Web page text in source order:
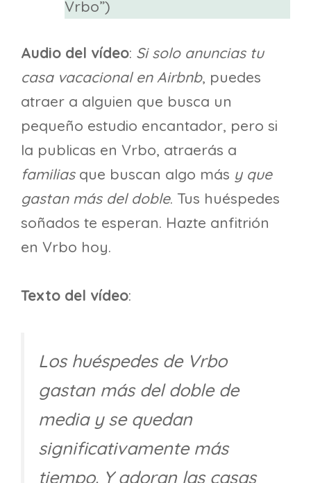
Vrbo”)
Audio del vídeo: Si solo anuncias tu
casa vacacional en Airbnb, puedes
atraer a alguien que busca un
pequeño estudio encantador, pero si
la publicas en Vrbo, atraerás a
familiasque buscan algo más y que
gastan más del doble. Tus huéspedes
soñados te esperan. Hazte anfitrión
en Vrbo hoy.
Texto del vídeo:
Los huéspedes de Vrbo
gastan más del doble de
media y se quedan
significativamente más
tiempo. Y adoran las casas